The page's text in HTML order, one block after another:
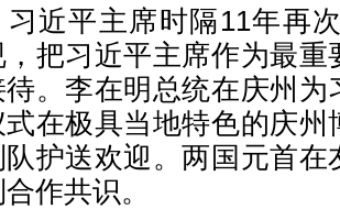
习近平主席时隔11年再
，把习近平主席作为最
待。李在明总统在庆州
式在极具当地特色的庆
队护送欢迎。两国元首
作共识。